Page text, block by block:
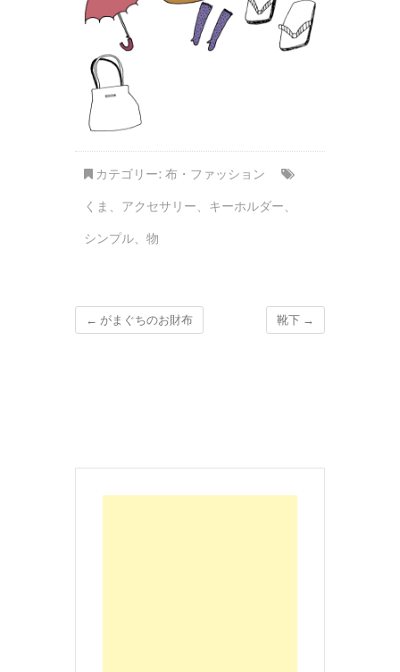
カテゴリー: 布・ファッション
くま 、 アクセサリー、 キーホルダー、
シンプル、 物
← がまぐちのお財布 靴下 →